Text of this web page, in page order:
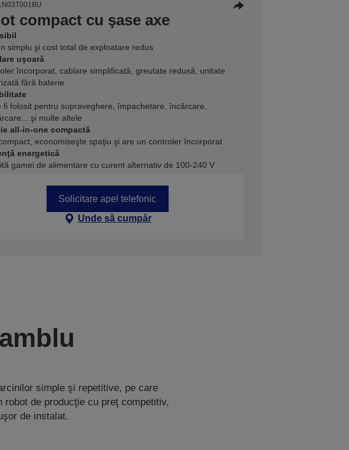
compact cu şase axe
simplu şi cost total de exploatare redus
uşoară
încorporat, cablare simplificată, greutate redusă, unitate
fără baterie
fi folosit pentru supraveghere, împachetare, încărcare,
şi multe altele
all-in-one compactă
economiseşte spaţiu şi are un controler încorporat
energetică
gamei de alimentare cu curent alternativ de 100-240 V
Solicitare apel telefonic
Unde să cumpăr
simple şi repetitive, pe care
de producţie cu preţ competitiv,
de instalat.